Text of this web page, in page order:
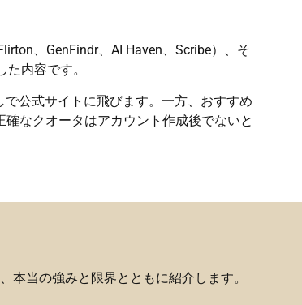
、GenFindr、AI Haven、Scribe）、そ
内容です。
公式サイトに飛びます。一方、おすすめ
確なクオータはアカウント作成後でないと
当の強みと限界とともに紹介します。